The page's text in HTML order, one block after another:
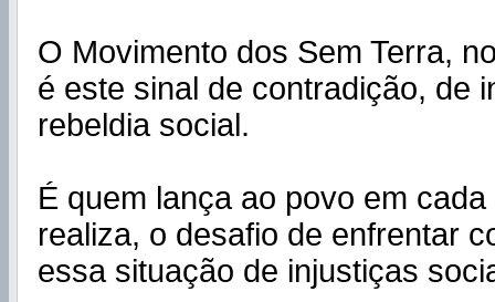
O Movimento dos Sem Terra,
é este sinal de contradição, de
rebeldia social.
É quem lança ao povo em
realiza, o desafio de enfrentar
essa situação de injustiças